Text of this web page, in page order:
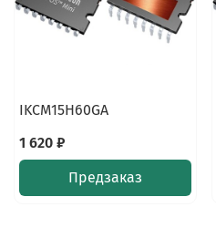
IKCM15H60GA
1 620 ₽
Предзаказ